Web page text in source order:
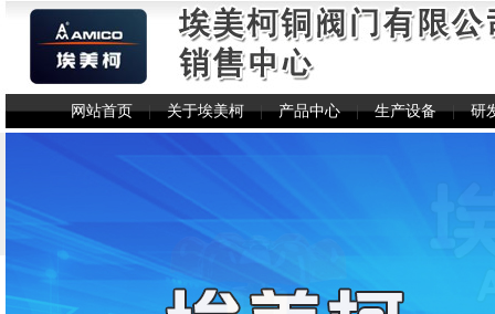
网站首页|关于埃美柯|产品中心|生产设备|研